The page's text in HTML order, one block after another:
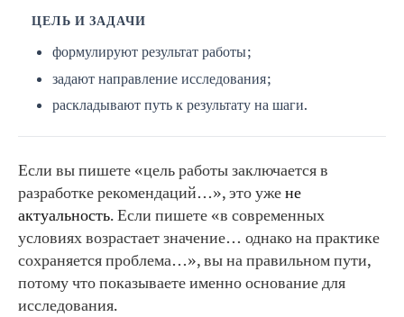
ЦЕЛЬ И ЗАДАЧИ
формулируют результат работы;
задают направление исследования;
раскладывают путь к результату на шаги.
Если вы пишете «цель работы заключается в
разработке рекомендаций…», это ужене
актуальность. Если пишете «в современных
условиях возрастает значение… однако на практике
сохраняется проблема…», вы на правильном пути,
потому что показываете именно основание для
исследования.